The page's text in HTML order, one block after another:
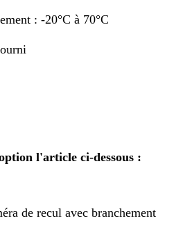
: -20°C à 70°C
l'article ci-dessous :
de recul avec branchement